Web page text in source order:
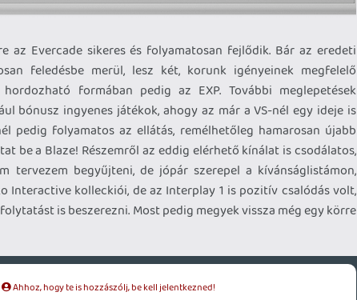
az Evercade sikeres és folyamatosan fejlődik. Bár az eredeti
feledésbe merül, lesz két, korunk igényeinek megfelelő
formában pedig az EXP. További meglepetések
bónusz ingyenes játékok, ahogy az már a VS-nél egy ideje is
pedig folyamatos az ellátás, remélhetőleg hamarosan újabb
be a Blaze! Részemről az eddig elérhető kínálat is csodálatos,
tervezem begyűjteni, de jópár szerepel a kívánságlistámon,
Interactive kolleckiói, de az Interplay 1 is pozitív csalódás volt,
is beszerezni. Most pedig megyek vissza még egy körre
Ahhoz, hogy te is hozzászólj, be kell jelentkezned!